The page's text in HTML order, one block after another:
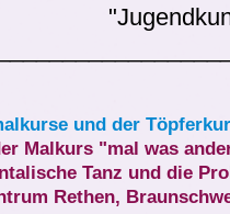
und der
Malkurs "mal was
Tanz und die
Rethen,